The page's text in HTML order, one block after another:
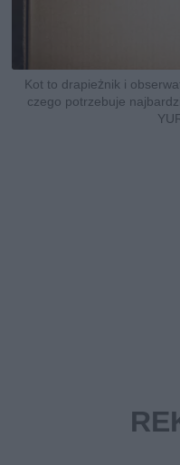
Kot to drapieżnik i
czego potrzebuje